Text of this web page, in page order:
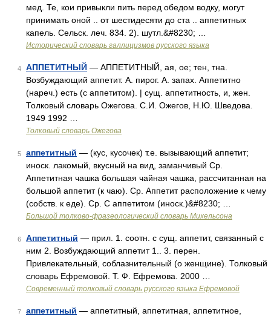
мед. Те, кои привыкли пить перед обедом водку, могут
принимать оной .. от шестидесяти до ста .. аппетитных
капель. Сельск. леч. 834. 2). шутл.&#8230; …
Исторический словарь галлицизмов русского языка
4 АППЕТИТНЫЙ — АППЕТИТНЫЙ, ая, ое; тен, тна.
Возбуждающий аппетит. А. пирог. А. запах. Аппетитно
(нареч.) есть (с аппетитом). | сущ. аппетитность, и, жен.
Толковый словарь Ожегова. С.И. Ожегов, Н.Ю. Шведова.
1949 1992 …
Толковый словарь Ожегова
5 аппетитный — (кус, кусочек) т.е. вызывающий аппетит;
иноск. лакомый, вкусный на вид, заманчивый Ср.
Аппетитная чашка большая чайная чашка, рассчитанная на
большой аппетит (к чаю). Ср. Аппетит расположение к чему
(собств. к еде). Ср. С аппетитом (иноск.)&#8230; …
Большой толково-фразеологический словарь Михельсона
6 Аппетитный — прил. 1. соотн. с сущ. аппетит, связанный с
ним 2. Возбуждающий аппетит 1.. 3. перен.
Привлекательный, соблазнительный (о женщине). Толковый
словарь Ефремовой. Т. Ф. Ефремова. 2000 …
Современный толковый словарь русского языка Ефремовой
7 аппетитный — аппетитный, аппетитная, аппетитное,